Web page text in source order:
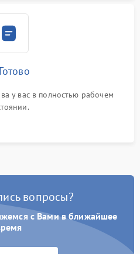
у вас в полностью рабочем
вопросы?
с Вами в ближайшее